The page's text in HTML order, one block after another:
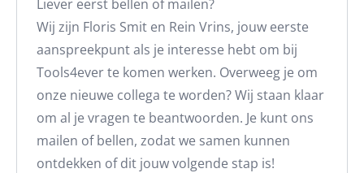
Liever eerst bellen of mailen?
Wij zijn Floris Smit en Rein Vrins, jouw eerste
aanspreekpunt als je interesse hebt om bij
Tools4ever te komen werken. Overweeg je om
onze nieuwe collega te worden? Wij staan klaar
om al je vragen te beantwoorden. Je kunt ons
mailen of bellen, zodat we samen kunnen
ontdekken of dit jouw volgende stap is!